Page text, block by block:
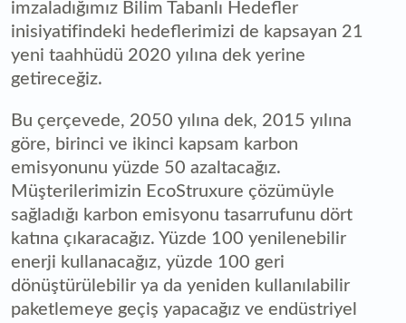
imzaladığımız Bilim Tabanlı Hedefler
inisiyatifindeki hedeflerimizi de kapsayan 21
yeni taahhüdü 2020 yılına dek yerine
getireceğiz.
Bu çerçevede, 2050 yılına dek, 2015 yılına
göre, birinci ve ikinci kapsam karbon
emisyonunu yüzde 50 azaltacağız.
Müşterilerimizin EcoStruxure çözümüyle
sağladığı karbon emisyonu tasarrufunu dört
katına çıkaracağız. Yüzde 100 yenilenebilir
enerji kullanacağız, yüzde 100 geri
dönüştürülebilir ya da yeniden kullanılabilir
paketlemeye geçiş yapacağız ve endüstriyel